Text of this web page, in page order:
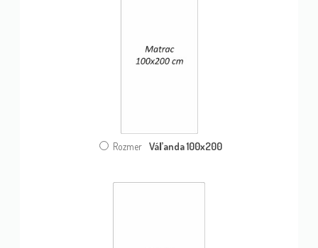
Rozmer Váľanda 100x200